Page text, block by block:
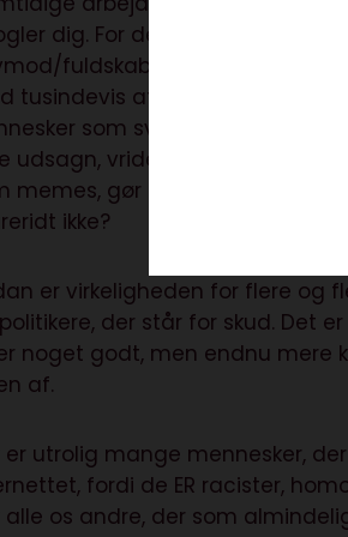
dig. For den stopper nemlig
fuldskab/behagesyge
tusindevis af hadefulde og
som sviner dig til, folk
udsagn, vrider dine tidligere
memes, gør hele din person
ikke?
er virkeligheden for flere og
der står for skud. Det
noget godt, men endnu mere
af.
er utrolig mange mennesker,
fordi de ER racister,
alle os andre, der som